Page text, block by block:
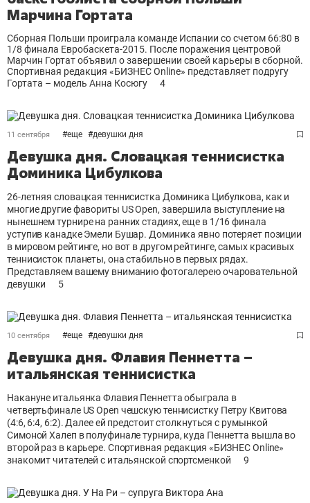
Марчина Гортата
Сборная Польши проиграла команде Испании со счетом 66:80 в
1/8 финала Евробаскета-2015. После поражения центровой
Марчин Гортат объявил о завершении своей карьеры в сборной.
Спортивная редакция «БИЗНЕС Online» представляет подругу
Гортата – модель Анна Косюгу
4
11 сентября #еще #девушки дня
Девушка дня. Словацкая теннисистка
Доминика Цибулкова
26-летняя словацкая теннисистка Доминика Цибулкова, как и
многие другие фавориты US Open, завершила выступление на
нынешнем турнире на ранних стадиях, еще в 1/16 финала
уступив канадке Эмели Бушар. Доминика явно потеряет позиции
в мировом рейтинге, но вот в другом рейтинге, самых красивых
теннисисток планеты, она стабильно в первых рядах.
Представляем вашему вниманию фотогалерею очаровательной
девушки
5
10 сентября #еще #девушки дня
Девушка дня. Флавия Пеннетта –
итальянская теннисистка
Накануне итальянка Флавия Пеннетта обыграла в
четвертьфинале US Open чешскую теннисистку Петру Квитова
(4:6, 6:4, 6:2). Далее ей предстоит столкнуться с румынкой
Симоной Халеп в полуфинале турнира, куда Пеннетта вышла во
второй раз в карьере. Спортивная редакция «БИЗНЕС Online»
знакомит читателей с итальянской спортсменкой
9